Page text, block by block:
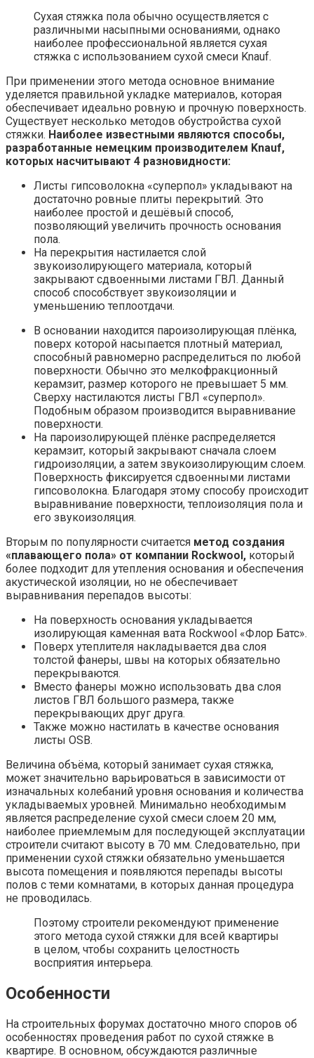
Сухая стяжка пола обычно осуществляется с
различными насыпными основаниями, однако
наиболее профессиональной является сухая
стяжка с использованием сухой смеси Knauf.
При применении этого метода основное внимание
уделяется правильной укладке материалов, которая
обеспечивает идеально ровную и прочную поверхность.
Существует несколько методов обустройства сухой
стяжки. Наиболее известными являются способы,
разработанные немецким производителем Knauf,
которых насчитывают 4 разновидности:
Листы гипсоволокна «суперпол» укладывают на
достаточно ровные плиты перекрытий. Это
наиболее простой и дешёвый способ,
позволяющий увеличить прочность основания
пола.
На перекрытия настилается слой
звукоизолирующего материала, который
закрывают сдвоенными листами ГВЛ. Данный
способ способствует звукоизоляции и
уменьшению теплоотдачи.
В основании находится пароизолирующая плёнка,
поверх которой насыпается плотный материал,
способный равномерно распределиться по любой
поверхности. Обычно это мелкофракционный
керамзит, размер которого не превышает 5 мм.
Сверху настилаются листы ГВЛ «суперпол».
Подобным образом производится выравнивание
поверхности.
На пароизолирующей плёнке распределяется
керамзит, который закрывают сначала слоем
гидроизоляции, а затем звукоизолирующим слоем.
Поверхность фиксируется сдвоенными листами
гипсоволокна. Благодаря этому способу происходит
выравнивание поверхности, теплоизоляция пола и
его звукоизоляция.
Вторым по популярности считается метод создания
«плавающего пола» от компании Rockwool, который
более подходит для утепления основания и обеспечения
акустической изоляции, но не обеспечивает
выравнивания перепадов высоты:
На поверхность основания укладывается
изолирующая каменная вата Rockwool «Флор Батс».
Поверх утеплителя накладывается два слоя
толстой фанеры, швы на которых обязательно
перекрываются.
Вместо фанеры можно использовать два слоя
листов ГВЛ большого размера, также
перекрывающих друг друга.
Также можно настилать в качестве основания
листы OSB.
Величина объёма, который занимает сухая стяжка,
может значительно варьироваться в зависимости от
изначальных колебаний уровня основания и количества
укладываемых уровней. Минимально необходимым
является распределение сухой смеси слоем 20 мм,
наиболее приемлемым для последующей эксплуатации
строители считают высоту в 70 мм. Следовательно, при
применении сухой стяжки обязательно уменьшается
высота помещения и появляются перепады высоты
полов с теми комнатами, в которых данная процедура
не проводилась.
Поэтому строители рекомендуют применение
этого метода сухой стяжки для всей квартиры
в целом, чтобы сохранить целостность
восприятия интерьера.
Особенности
На строительных форумах достаточно много споров об
особенностях проведения работ по сухой стяжке в
квартире. В основном, обсуждаются различные